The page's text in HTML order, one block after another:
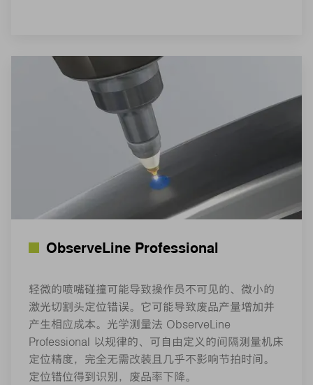
ObserveLine Professional
轻微的喷嘴碰撞可能导致操作员不可见的、微小的
激光切割头定位错误。它可能导致废品产量增加并
产生相应成本。光学测量法 ObserveLine
Professional 以规律的、可自由定义的间隔测量机床
定位精度，完全无需改装且几乎不影响节拍时间。
定位错位得到识别，废品率下降。